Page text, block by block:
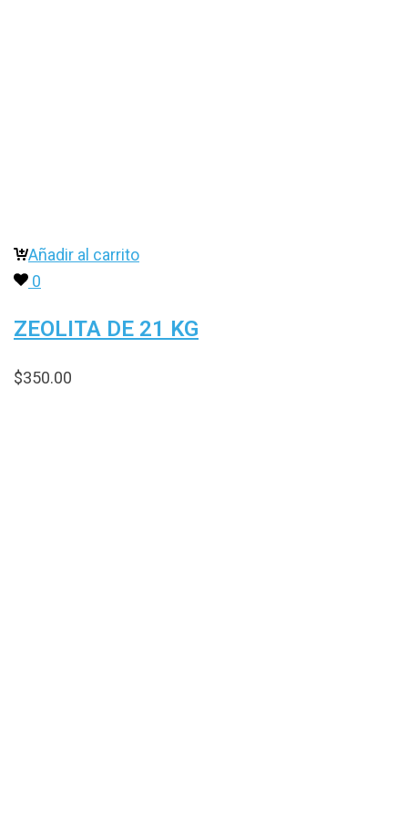
Añadir al carrito
0
ZEOLITA DE 21 KG
$350.00